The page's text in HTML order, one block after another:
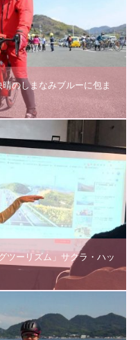
のしまなみブルーに包ま
ツーリズム」サクラ・ハッ